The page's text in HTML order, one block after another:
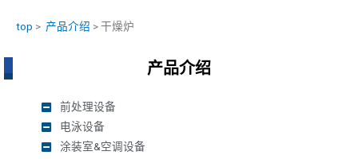
top > 产品介绍 > 干燥炉
产品介绍
前处理设备
电泳设备
涂装室&空调设备